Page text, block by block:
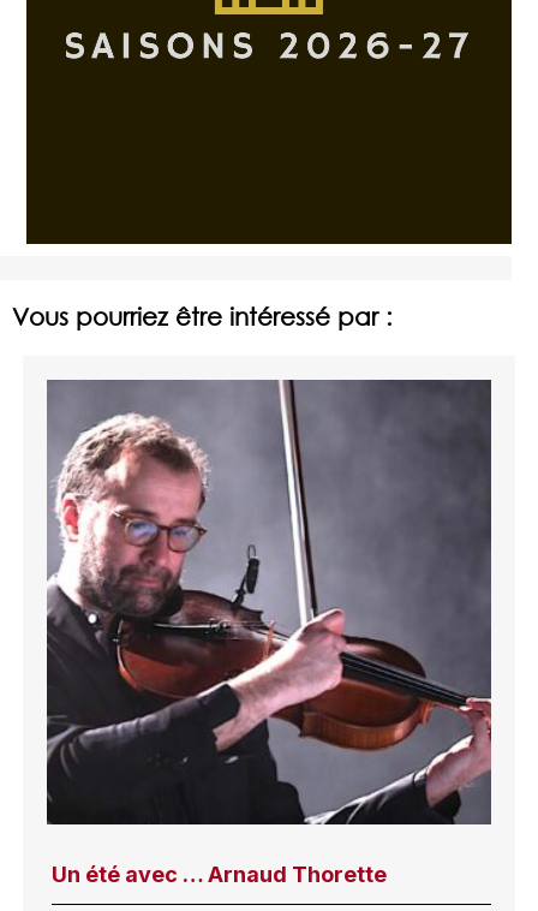
Vous pourriez être intéressé par :
Un été avec … Arnaud Thorette